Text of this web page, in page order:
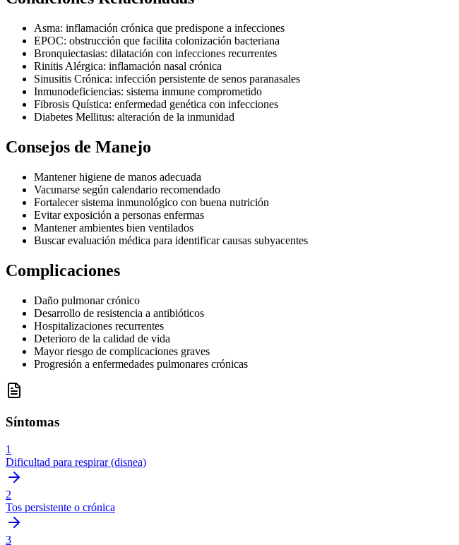
Asma: inflamación crónica que predispone a infecciones
EPOC: obstrucción que facilita colonización bacteriana
Bronquiectasias: dilatación con infecciones recurrentes
Rinitis Alérgica: inflamación nasal crónica
Sinusitis Crónica: infección persistente de senos paranasales
Inmunodeficiencias: sistema inmune comprometido
Fibrosis Quística: enfermedad genética con infecciones
Diabetes Mellitus: alteración de la inmunidad
Consejos de Manejo
Mantener higiene de manos adecuada
Vacunarse según calendario recomendado
Fortalecer sistema inmunológico con buena nutrición
Evitar exposición a personas enfermas
Mantener ambientes bien ventilados
Buscar evaluación médica para identificar causas subyacentes
Complicaciones
Daño pulmonar crónico
Desarrollo de resistencia a antibióticos
Hospitalizaciones recurrentes
Deterioro de la calidad de vida
Mayor riesgo de complicaciones graves
Progresión a enfermedades pulmonares crónicas
Síntomas
1
Dificultad para respirar (disnea)
2
Tos persistente o crónica
3